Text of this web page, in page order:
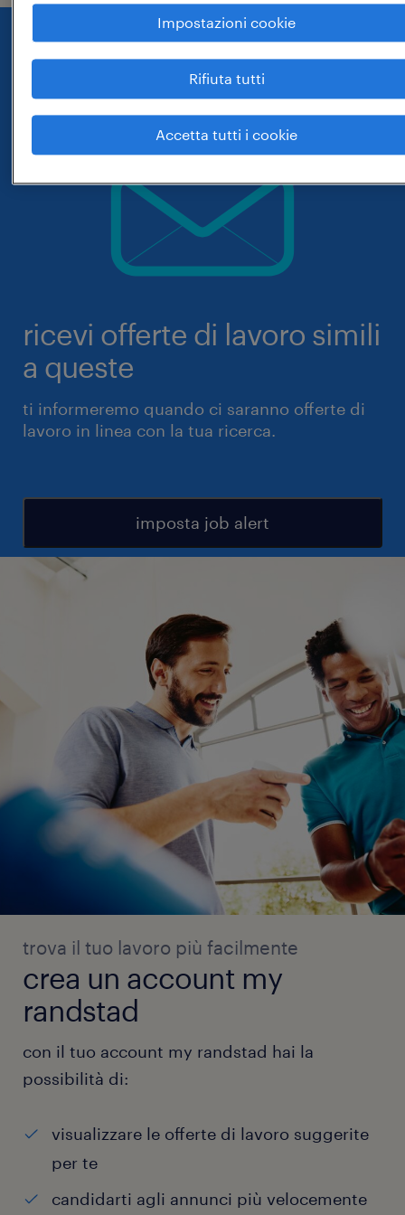
ricevi offerte di lavoro simili
a queste
ti informeremo quando ci saranno offerte di
lavoro in linea con la tua ricerca.
imposta job alert
trova il tuo lavoro più facilmente
crea un account my
randstad
con il tuo account my randstad hai la
possibilità di:
visualizzare le offerte di lavoro suggerite
per te
candidarti agli annunci più velocemente
Impostazioni cookie
Rifiuta tutti
Accetta tutti i cookie